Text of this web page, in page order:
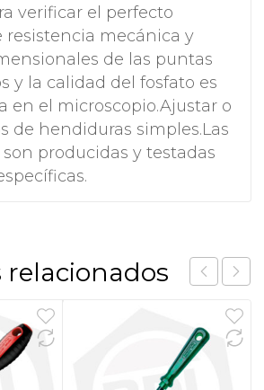
verificar el perfecto
resistencia mecánica y
de las puntas
y la calidad del fosfato es
en el microscopio.Ajustar o
de hendiduras simples.Las
producidas y testadas
relacionados